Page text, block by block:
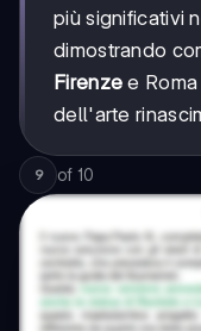
più significativi
dimostrando
Firenze e
dell'arte
9 of 10